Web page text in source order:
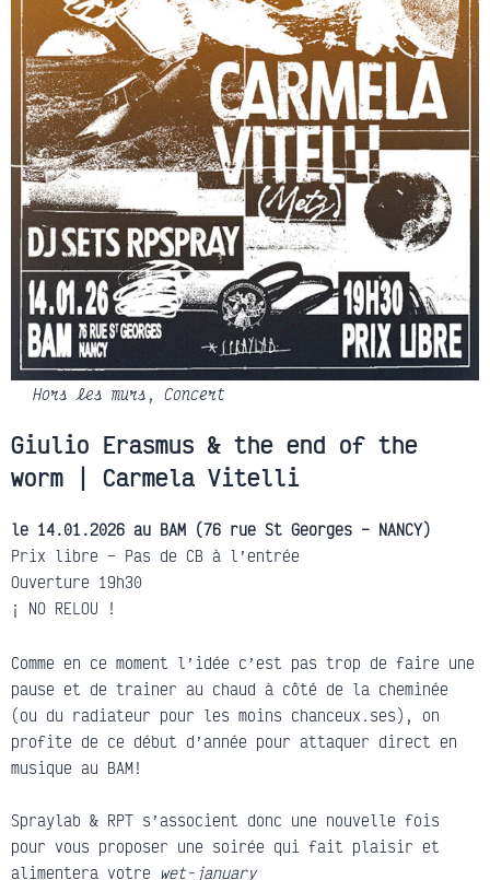
Hors les murs , Concert
Giulio Erasmus & the end of the
worm | Carmela Vitelli
le 14.01.2026 au BAM (76 rue St Georges – NANCY)
Prix libre – Pas de CB à l’entrée
Ouverture 19h30
¡ NO RELOU !
Comme en ce moment l’idée c’est pas trop de faire une
pause et de trainer au chaud à côté de la cheminée
(ou du radiateur pour les moins chanceux.ses), on
profite de ce début d’année pour attaquer direct en
musique au BAM!
Spraylab & RPT s’associent donc une nouvelle fois
pour vous proposer une soirée qui fait plaisir et
alimentera votre
wet-january